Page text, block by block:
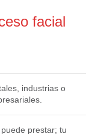
facial
industrias o
prestar; tu